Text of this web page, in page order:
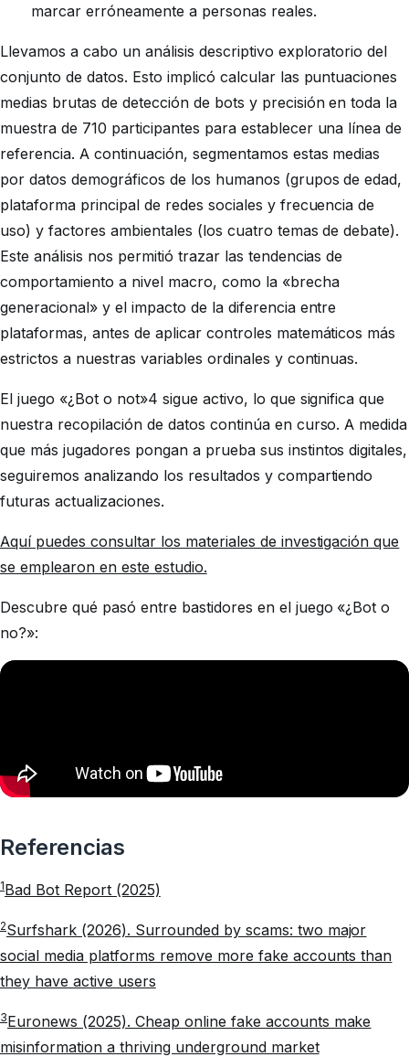
marcar erróneamente a personas reales.
Llevamos a cabo un análisis descriptivo exploratorio del
conjunto de datos. Esto implicó calcular las puntuaciones
medias brutas de detección de bots y precisión en toda la
muestra de 710 participantes para establecer una línea de
referencia. A continuación, segmentamos estas medias
por datos demográficos de los humanos (grupos de edad,
plataforma principal de redes sociales y frecuencia de
uso) y factores ambientales (los cuatro temas de debate).
Este análisis nos permitió trazar las tendencias de
comportamiento a nivel macro, como la «brecha
generacional» y el impacto de la diferencia entre
plataformas, antes de aplicar controles matemáticos más
estrictos a nuestras variables ordinales y continuas.
El juego «¿Bot o not»4 sigue activo, lo que significa que
nuestra recopilación de datos continúa en curso. A medida
que más jugadores pongan a prueba sus instintos digitales,
seguiremos analizando los resultados y compartiendo
futuras actualizaciones.
Aquí puedes consultar los materiales de investigación que
se emplearon en este estudio.
Descubre qué pasó entre bastidores en el juego «¿Bot o
no?»:
Referencias
1Bad Bot Report (2025)
2Surfshark (2026). Surrounded by scams: two major
social media platforms remove more fake accounts than
they have active users
3Euronews (2025). Cheap online fake accounts make
misinformation a thriving underground market